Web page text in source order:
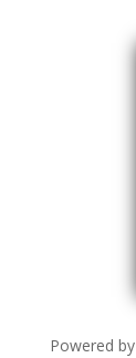
Powered by